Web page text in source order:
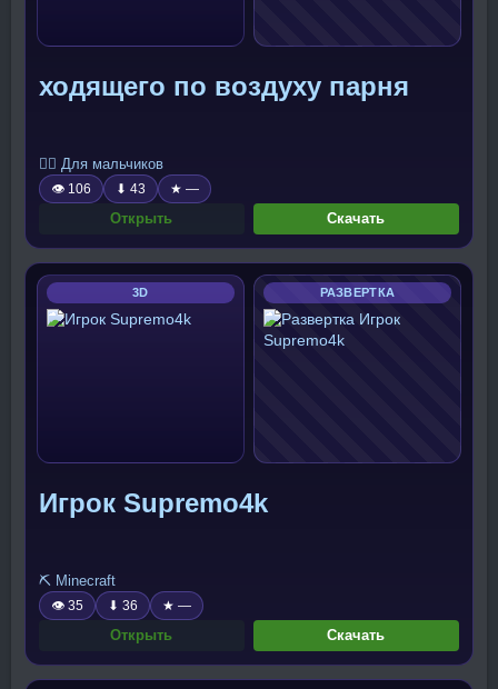
ходящего по воздуху парня
🧍‍♂️ Для мальчиков
👁 106 ⬇ 43 ★ —
Открыть Скачать
3D РАЗВЕРТКА
Игрок Supremo4k
⛏️ Minecraft
👁 35 ⬇ 36 ★ —
Открыть Скачать